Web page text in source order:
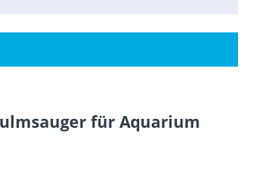
für Aquarium